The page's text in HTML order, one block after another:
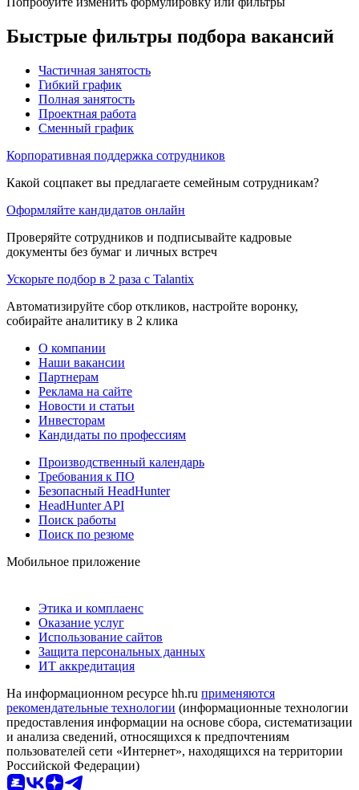
Быстрые фильтры подбора вакансий
Частичная занятость
Гибкий график
Полная занятость
Проектная работа
Сменный график
Корпоративная поддержка сотрудников
Какой соцпакет вы предлагаете семейным сотрудникам?
Оформляйте кандидатов онлайн
Проверяйте сотрудников и подписывайте кадровые
документы без бумаг и личных встреч
Ускорьте подбор в 2 раза с Talantix
Автоматизируйте сбор откликов, настройте воронку,
собирайте аналитику в 2 клика
О компании
Наши вакансии
Партнерам
Реклама на сайте
Новости и статьи
Инвесторам
Кандидаты по профессиям
Производственный календарь
Требования к ПО
Безопасный HeadHunter
HeadHunter API
Поиск работы
Поиск по резюме
Мобильное приложение
Этика и комплаенс
Оказание услуг
Использование сайтов
Защита персональных данных
ИТ аккредитация
На информационном ресурсе hh.ru применяются
рекомендательные технологии (информационные технологии
предоставления информации на основе сбора, систематизации
и анализа сведений, относящихся к предпочтениям
пользователей сети «Интернет», находящихся на территории
Российской Федерации)